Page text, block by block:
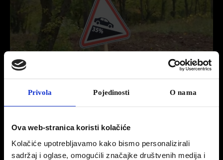
Privola Pojedinosti O nama
Ova web-stranica koristi kolačiće
Kolačiće upotrebljavamo kako bismo personalizirali
sadržaj i oglase, omogućili značajke društvenih medija i
25 svibnja, 2017